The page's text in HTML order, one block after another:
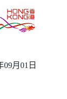
09月01日